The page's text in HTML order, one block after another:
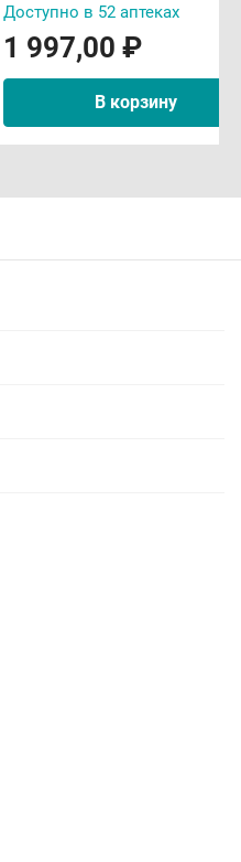
Доступно в 52 аптеках
1 997,00 ₽
В корзину